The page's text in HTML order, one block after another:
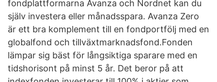
fondplattformarna Avanza och Nordnet kan du
själv investera eller månadsspara. Avanza Zero
är ett bra komplement till en fondportfölj med en
globalfond och tillväxtmarknadsfond.Fonden
lämpar sig bäst för långsiktiga sparare med en
tidshorisont på minst 5 år. Det beror på att